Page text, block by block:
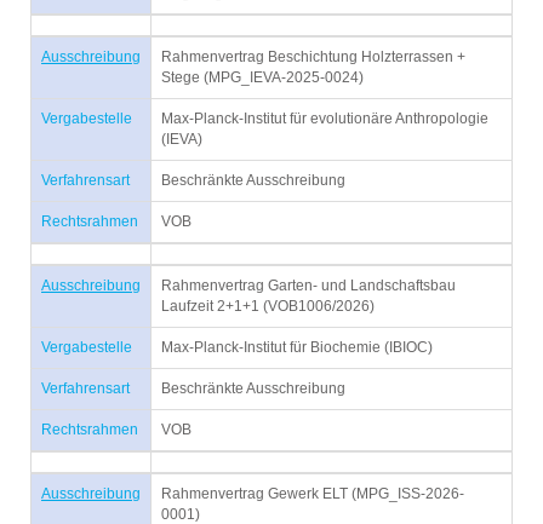
Ausschreibung
Rahmenvertrag Beschichtung Holzterrassen +
Stege (MPG_IEVA-2025-0024)
Vergabestelle
Max-Planck-Institut für evolutionäre Anthropologie
(IEVA)
Verfahrensart Beschränkte Ausschreibung
Rechtsrahmen VOB
Ausschreibung
Rahmenvertrag Garten- und Landschaftsbau
Laufzeit 2+1+1 (VOB1006/2026)
Vergabestelle Max-Planck-Institut für Biochemie (IBIOC)
Verfahrensart Beschränkte Ausschreibung
Rechtsrahmen VOB
Ausschreibung
Rahmenvertrag Gewerk ELT (MPG_ISS-2026-
0001)